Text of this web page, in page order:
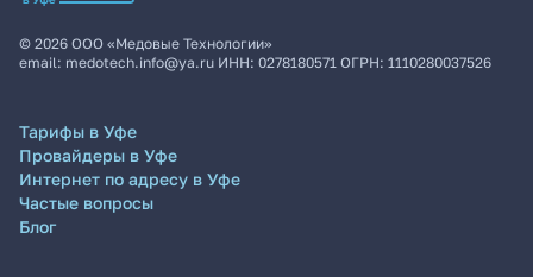
© 2026 ООО «Медовые Технологии»
email: medotech.info@ya.ru ИНН: 0278180571 ОГРН: 1110280037526
Тарифы в Уфе
Провайдеры в Уфе
Интернет по адресу в Уфе
Частые вопросы
Блог